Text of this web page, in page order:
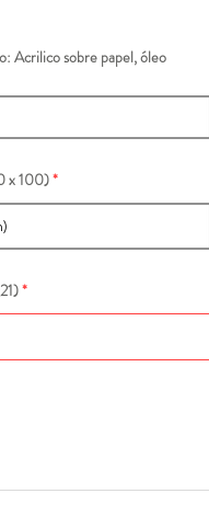
Acrilico sobre papel, óleo
x 100)